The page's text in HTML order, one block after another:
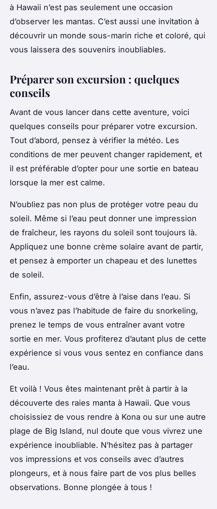
à Hawaii n’est pas seulement une occasion
d’observer les mantas. C’est aussi une invitation à
découvrir un monde sous-marin riche et coloré, qui
vous laissera des souvenirs inoubliables.
Préparer son excursion : quelques
conseils
Avant de vous lancer dans cette aventure, voici
quelques conseils pour préparer votre excursion.
Tout d’abord, pensez à vérifier la météo. Les
conditions de mer peuvent changer rapidement, et
il est préférable d’opter pour une sortie en bateau
lorsque la mer est calme.
N’oubliez pas non plus de protéger votre peau du
soleil. Même si l’eau peut donner une impression
de fraîcheur, les rayons du soleil sont toujours là.
Appliquez une bonne crème solaire avant de partir,
et pensez à emporter un chapeau et des lunettes
de soleil.
Enfin, assurez-vous d’être à l’aise dans l’eau. Si
vous n’avez pas l’habitude de faire du snorkeling,
prenez le temps de vous entraîner avant votre
sortie en mer. Vous profiterez d’autant plus de cette
expérience si vous vous sentez en confiance dans
l’eau.
Et voilà ! Vous êtes maintenant prêt à partir à la
découverte des raies manta à Hawaii. Que vous
choisissiez de vous rendre à Kona ou sur une autre
plage de Big Island, nul doute que vous vivrez une
expérience inoubliable. N’hésitez pas à partager
vos impressions et vos conseils avec d’autres
plongeurs, et à nous faire part de vos plus belles
observations. Bonne plongée à tous !